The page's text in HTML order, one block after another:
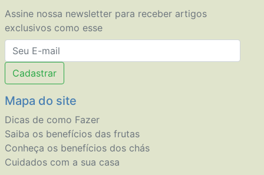
Assine nossa newsletter para receber artigos
exclusivos como esse
Cadastrar
Mapa do site
Dicas de como Fazer
Saiba os benefícios das frutas
Conheça os benefícios dos chás
Cuidados com a sua casa